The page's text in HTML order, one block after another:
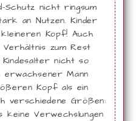
Schutz nicht ringsum
an Nutzen. Kinder
Kopf! Auch
zum Rest
nicht so
Mann
Kopf als ein
verschiedene Größen:
keine Verwechslungen